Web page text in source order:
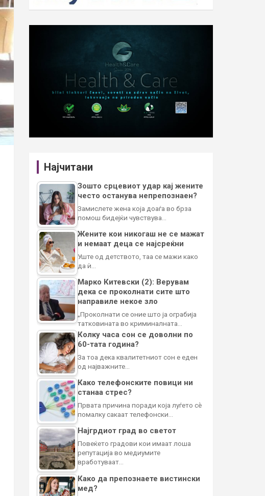
Најчитани
Зошто срцевиот удар кај жените
често останува непрепознаен?
Замислете жена која доаѓа во брза
помош бидејќи чувствува…
Жените кои никогаш не се мажат
и немаат деца се најсреќни
Уште од детството, таа се мажи како
да ѝ…
Марко Китевски (2): Верувам
дека се проколнати сите што
направиле некое зло
„Проколнати се оние што ја ограбија
татковината во криминалната…
Колку часа сон се доволни по
60-тата година?
За тоа дека квалитетниот сон е еден
од најважните…
Како телефонските повици ни
станаа стрес?
Првата причина поради која луѓето сè
помалку сакаат телефонски…
Најгрдиот град во светот
Повеќето градови кои имаат лоша
репутација во медиумите
вработуваат…
Како да препознаете вистински
мед?